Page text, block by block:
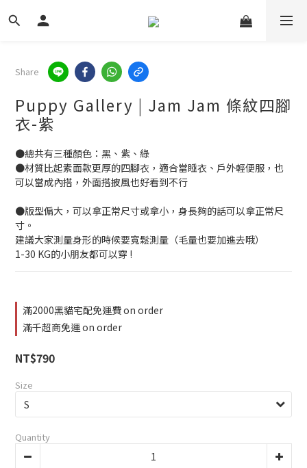
Share
Puppy Gallery | Jam Jam 條紋四腳
衣-紫
●總共有三種顏色：黑、紫、綠
●材質比起素面款更厚的四腳衣，適合當睡衣、戶外輕便服，也
可以當成內搭，外面搭披風也好看到不行
●版型偏大，可以拿正常尺寸或拿小，身長夠的話可以拿正常尺
寸。
建議大家測量身形的時候要寬鬆測量（毛量也要加進去哦）
1-30 KG的小朋友都可以穿 !
滿2000黑貓宅配免運費 on order
滿千超商免運 on order
NT$790
Size
Quantity